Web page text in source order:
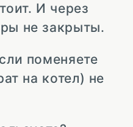
И через
не закрыты.
поменяете
на котел) не